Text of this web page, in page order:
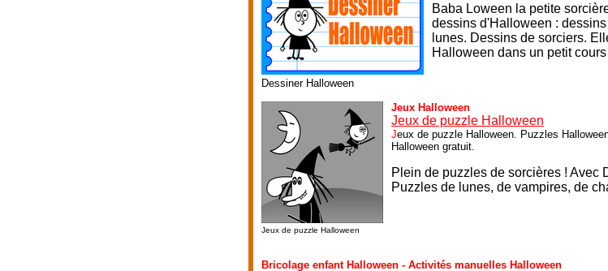
Dessiner Halloween
Baba Loween la petite
dessins d'Halloween :
lunes. Dessins de sorciers.
Halloween dans un petit
Jeux de puzzle Halloween
Jeux Halloween
Jeux de puzzle Halloween
Jeux de puzzle Halloween. Puzzles
Halloween gratuit.
Plein de puzzles de sorcières ! Avec
Puzzles de lunes, de vampires, de
Bricolage enfant Halloween - Activités manuelles Halloween